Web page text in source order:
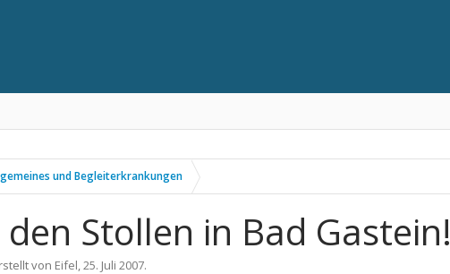
und Begleiterkrankungen
Stollen in Bad Gastein!
von Eifel,25. Juli 2007.